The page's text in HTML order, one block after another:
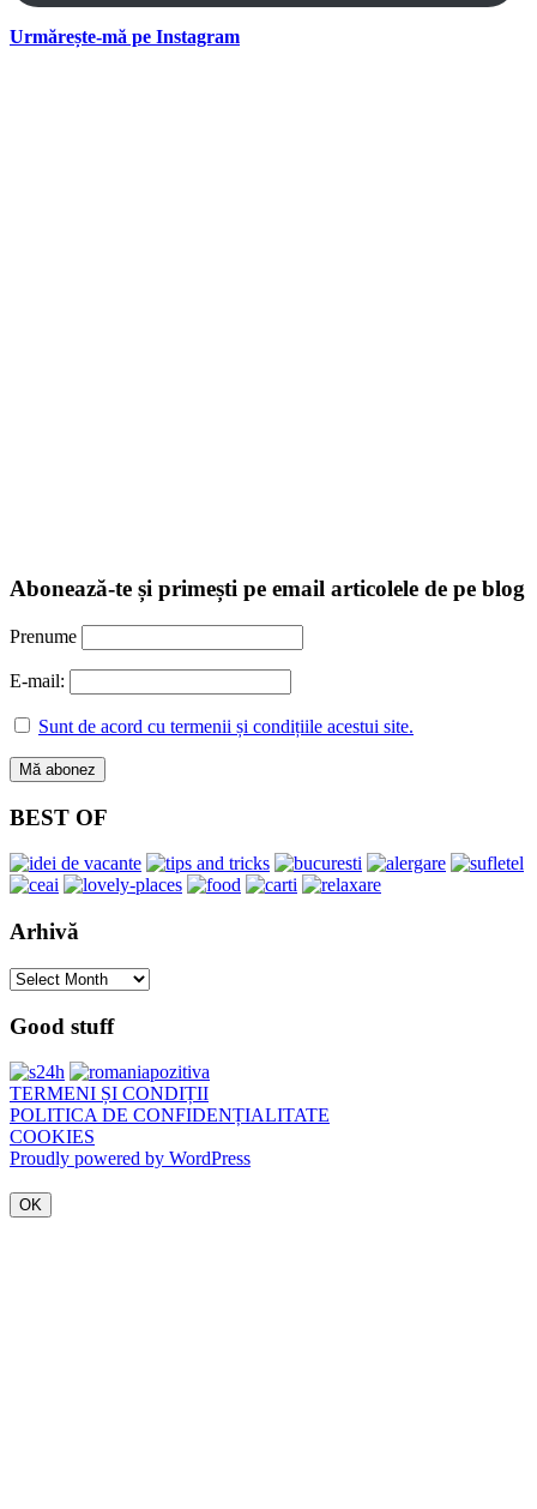
Urmărește-mă pe Instagram
Abonează-te și primești pe email articolele de pe blog
Prenume
E-mail:
Sunt de acord cu termenii și condițiile acestui site.
BEST OF
Arhivă
Arhivă
Good stuff
TERMENI ȘI CONDIȚII
POLITICA DE CONFIDENȚIALITATE
COOKIES
Proudly powered by WordPress
OK